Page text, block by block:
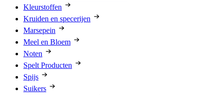
Kleurstoffen
Kruiden en specerijen
Marsepein
Meel en Bloem
Noten
Spelt Producten
Spijs
Suikers